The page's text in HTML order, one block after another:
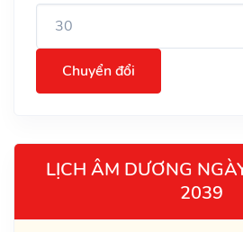
Chuyển đổi
LỊCH ÂM DƯƠNG
2039